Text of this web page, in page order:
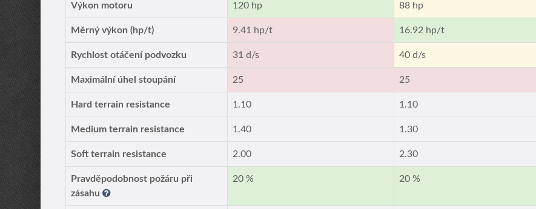
Výkon motoru 120 hp 88 hp
Měrný výkon (hp/t) 9.41 hp/t 16.92 hp/t
Rychlost otáčení podvozku 31 d/s 40 d/s
Maximální úhel stoupání 25 25
Hard terrain resistance 1.10 1.10
Medium terrain resistance 1.40 1.30
Soft terrain resistance 2.00 2.30
Pravděpodobnost požáru při
zásahu
20 % 20 %